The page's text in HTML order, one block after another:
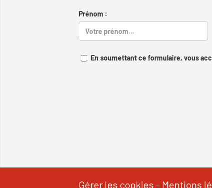
Prénom :
En soumettant ce formulaire, vous
Gérer les cookies - Mentions